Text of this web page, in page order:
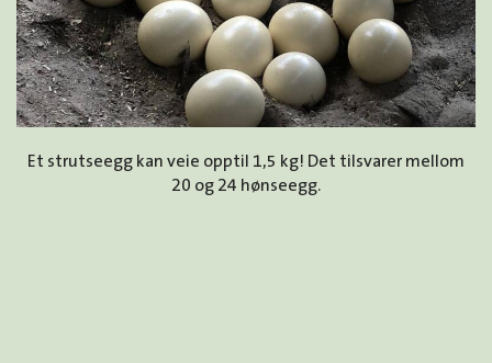
Et strutseegg kan veie opptil 1,5 kg! Det tilsvarer mellom
20 og 24 hønseegg.